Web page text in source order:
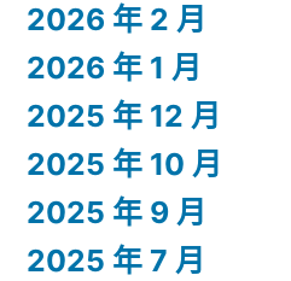
2026 年 2 月
2026 年 1 月
2025 年 12 月
2025 年 10 月
2025 年 9 月
2025 年 7 月